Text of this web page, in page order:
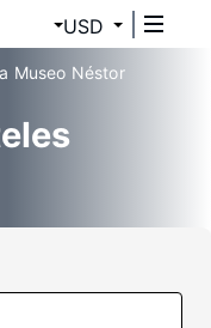
USD
Museo Néstor